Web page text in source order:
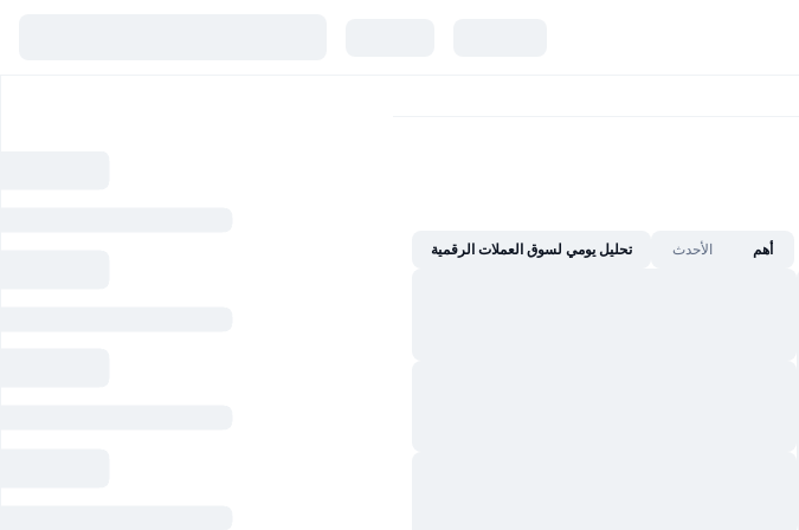
أهم الأحدث تحليل يومي لسوق العملات الرقمية